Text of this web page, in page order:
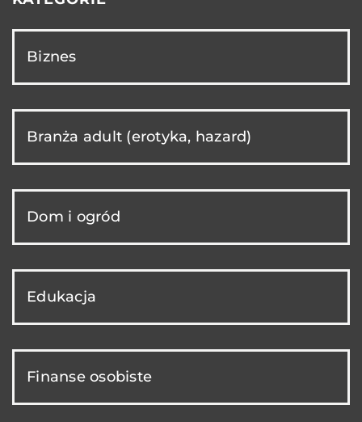
Biznes
Branża adult (erotyka, hazard)
Dom i ogród
Edukacja
Finanse osobiste